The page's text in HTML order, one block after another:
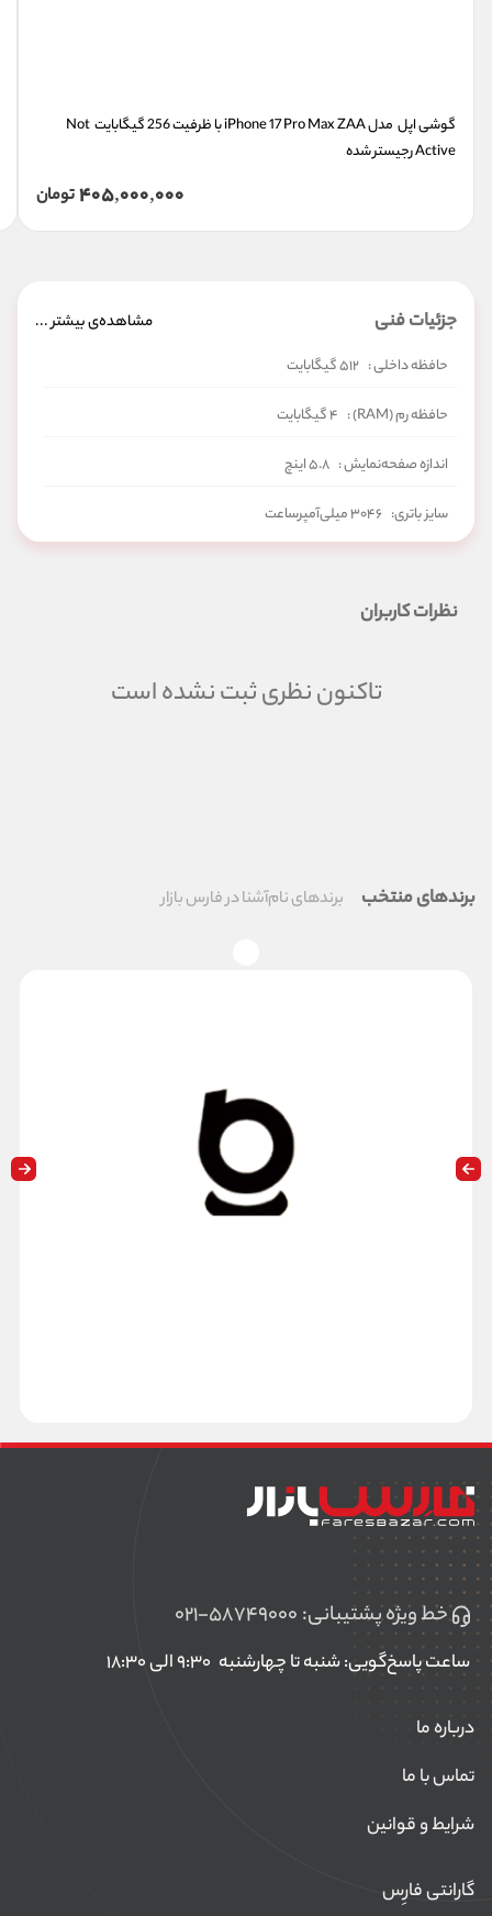
Active رجیستر شده
405,000,000تومان
جزئیات فنی مشاهده‌ی بیشتر ...
حافظه داخلی : ۵۱۲ گیگابایت
حافظه رم (RAM) : ۴ گیگابایت
اندازه صفحه‌نمایش : ۵.۸ اینچ
سایز باتری: ۳۰۴۶ میلی‌آمپرساعت
نظرات کاربران
تاکنون نظری ثبت نشده است
برندهای منتخب برندهای نام‌آشنا در فارس بازار
خط ویژه پشتیبانی: ۰۲۱-۵۸۷۴۹۰۰۰
ساعت پاسخ‌گویی: شنبه تا چهارشنبه
درباره ما
تماس با ما
شرایط و قوانین
گارانتی فارِس